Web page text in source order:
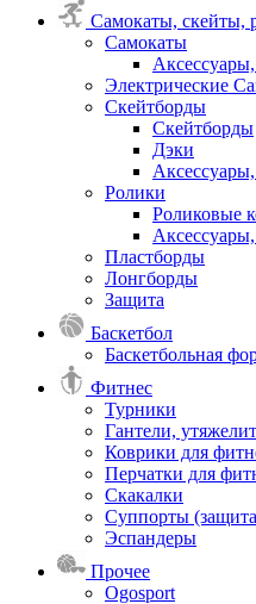
Самокаты, скейты,
Самокаты
Аксессуары,
Электрические
Скейтборды
Скейтборды
Дэки
Аксессуары,
Ролики
Роликовые
Пластборды
Лонгборды
Защита
Баскетбол
Баскетбольная
Фитнес
Турники
Гантели,
Коврики для
Перчатки для
Скакалки
Суппорты
Эспандеры
Прочее
Ogosport